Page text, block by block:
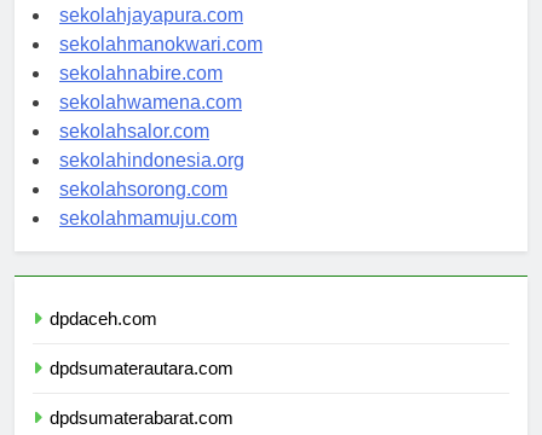
sekolahambon.com
sekolahjayapura.com
sekolahmanokwari.com
sekolahnabire.com
sekolahwamena.com
sekolahsalor.com
sekolahindonesia.org
sekolahsorong.com